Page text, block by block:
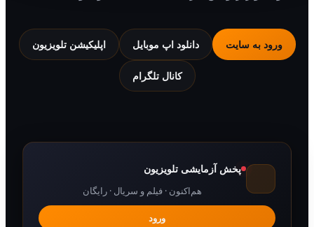
به سایت دانلود اپ موبایل اپلیکیشن تلویزیون
کانال تلگرام
پخش آزمایشی تلویزیون
هم‌اکنون · فیلم و سریال · رایگان